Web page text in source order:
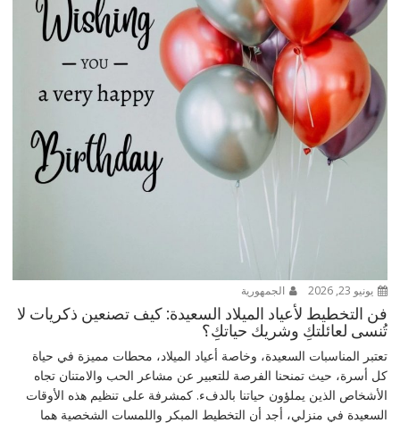
يونيو 23, 2026 الجمهورية
فن التخطيط لأعياد الميلاد السعيدة: كيف تصنعين ذكريات لا
تُنسى لعائلتكِ وشريك حياتكِ؟
تعتبر المناسبات السعيدة، وخاصة أعياد الميلاد، محطات مميزة في حياة
كل أسرة، حيث تمنحنا الفرصة للتعبير عن مشاعر الحب والامتنان تجاه
الأشخاص الذين يملؤون حياتنا بالدفء. كمشرفة على تنظيم هذه الأوقات
السعيدة في منزلي، أجد أن التخطيط المبكر واللمسات الشخصية هما